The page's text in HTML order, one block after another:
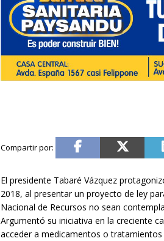
El presidente Tabaré Vázquez
2018, al presentar un proyecto de ley
Nacional de Recursos no sean
Argumentó su iniciativa en la creciente
acceder a medicamentos o